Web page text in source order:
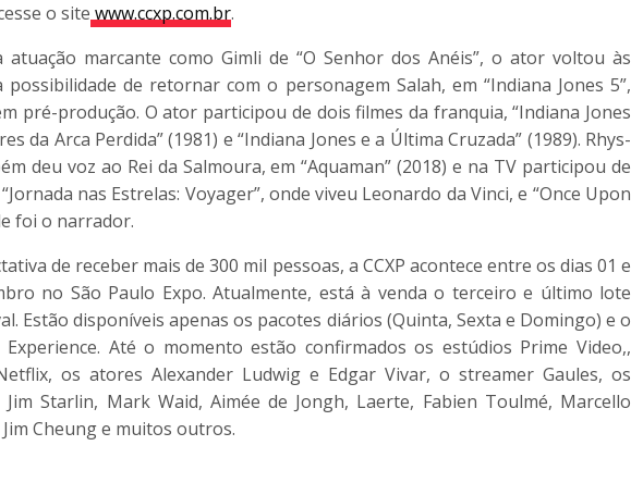
o sitewww.ccxp.com.br.
atuação marcante como Gimli de “O Senhor dos Anéis”, o ator voltou às
possibilidade de retornar com o personagem Salah, em “Indiana Jones 5”,
pré-produção. O ator participou de dois filmes da franquia, “Indiana Jones
da Arca Perdida” (1981) e “Indiana Jones e a Última Cruzada” (1989). Rhys-
deu voz ao Rei da Salmoura, em “Aquaman” (2018) e na TV participou de
nas Estrelas: Voyager”, onde viveu Leonardo da Vinci, e “Once Upon
foi o narrador.
de receber mais de 300 mil pessoas, a CCXP acontece entre os dias 01 e
no São Paulo Expo. Atualmente, está à venda o terceiro e último lote
Estão disponíveis apenas os pacotes diários (Quinta, Sexta e Domingo) e o
Experience. Até o momento estão confirmados os estúdios Prime Video,,
os atores Alexander Ludwig e Edgar Vivar, o streamer Gaules, os
Jim Starlin, Mark Waid, Aimée de Jongh, Laerte, Fabien Toulmé, Marcello
Cheung e muitos outros.